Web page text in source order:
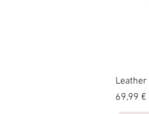
Preis
69,99 €